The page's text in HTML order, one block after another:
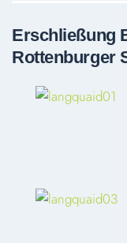
Erschließung
Rottenburger